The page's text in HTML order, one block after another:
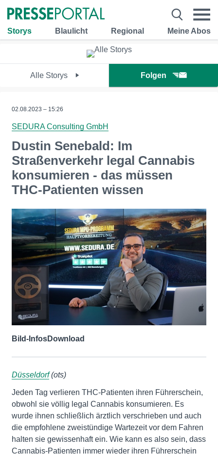
Storys Blaulicht Regional Meine Abos
Alle Storys Folgen
02.08.2023 – 15:26
SEDURA Consulting GmbH
Dustin Senebald: Im
Straßenverkehr legal Cannabis
konsumieren - das müssen
THC-Patienten wissen
Bild-InfosDownload
Düsseldorf(ots)
Jeden Tag verlieren THC-Patienten ihren Führerschein,
obwohl sie völlig legal Cannabis konsumieren. Es
wurde ihnen schließlich ärztlich verschrieben und auch
die empfohlene zweistündige Wartezeit vor dem Fahren
halten sie gewissenhaft ein. Wie kann es also sein, dass
Cannabis-Patienten immer wieder ihren Führerschein